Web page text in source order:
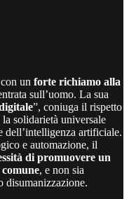
un forte richiamo alla
sull’uomo. La sua
”, coniuga il rispetto
solidarietà universale
dell’intelligenza artificiale.
e automazione, il
di promuovere un
, e non sia
disumanizzazione.